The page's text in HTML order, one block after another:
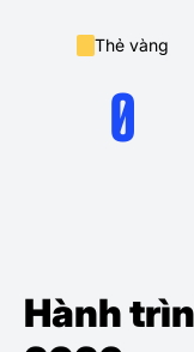
Thẻ vàng
0
Hành